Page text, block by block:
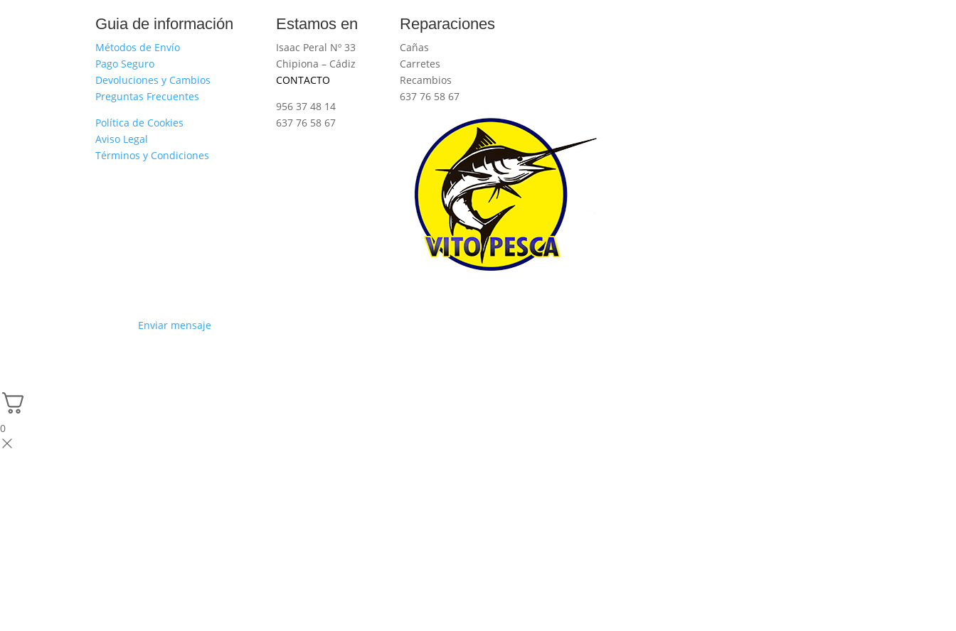
Guia de información
Métodos de Envío
Pago Seguro
Devoluciones y Cambios
Preguntas Frecuentes
Política de Cookies
Aviso Legal
Términos y Condiciones
Estamos en
Isaac Peral Nº 33
Chipiona – Cádiz
CONTACTO
956 37 48 14
637 76 58 67
Reparaciones
Cañas
Carretes
Recambios
637 76 58 67
Enviar mensaje
0